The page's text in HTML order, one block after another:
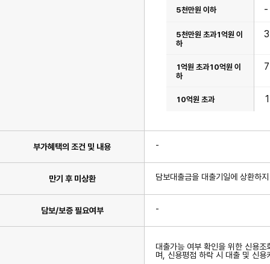
-
부가혜택의 조건 및 내용 -
만기 후 미상환 담보대출금을 대출기일에 상환하
담보/보증 필요여부 -
대출가능 여부 확인을 위한 신용
며, 신용평점 하락 시 대출 및 신